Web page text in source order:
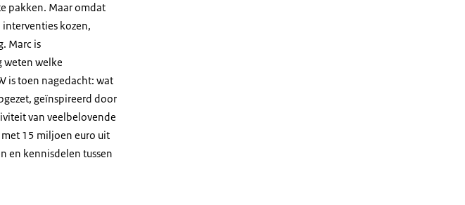
pakken. Maar omdat
kozen,
Marc is
weten welke
is toen nagedacht: wat
geïnspireerd door
van veelbelovende
15 miljoen euro uit
en kennisdelen tussen